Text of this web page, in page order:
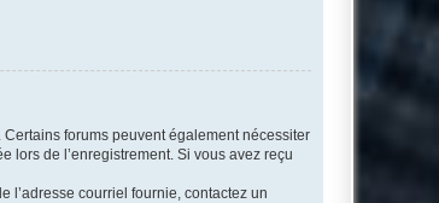
forums peuvent également nécessiter
lors de l’enregistrement. Si vous avez reçu
l’adresse courriel fournie, contactez un